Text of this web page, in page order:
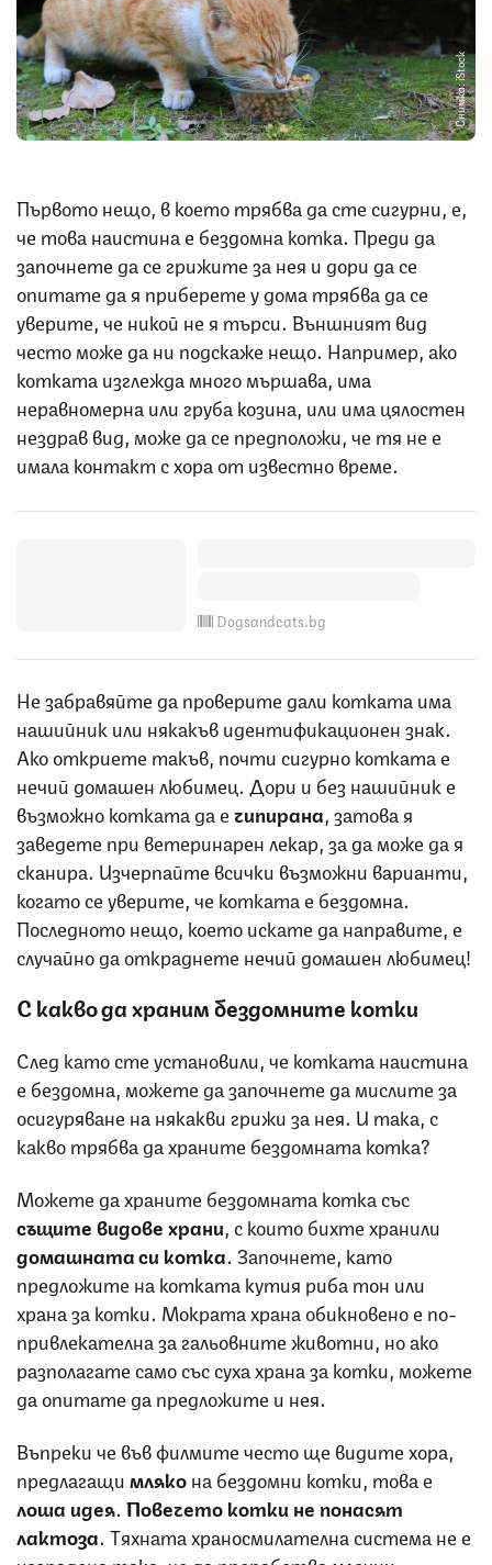
Снимка: iStock
Първото нещо, в което трябва да сте сигурни, е,
че това наистина е бездомна котка. Преди да
започнете да се грижите за нея и дори да се
опитате да я приберете у дома трябва да се
уверите, че никой не я търси. Външният вид
често може да ни подскаже нещо. Например, ако
котката изглежда много мършава, има
неравномерна или груба козина, или има цялостен
нездрав вид, може да се предположи, че тя не е
имала контакт с хора от известно време.
Dogsandcats.bg
Не забравяйте да проверите дали котката има
нашийник или някакъв идентификационен знак.
Ако откриете такъв, почти сигурно котката е
нечий домашен любимец. Дори и без нашийник е
възможно котката да ечипирана , затова я
заведете при ветеринарен лекар, за да може да я
сканира. Изчерпайте всички възможни варианти,
когато се уверите, че котката е бездомна.
Последното нещо, което искате да направите, е
случайно да откраднете нечий домашен любимец!
С какво да храним бездомните котки
След като сте установили, че котката наистина
е бездомна, можете да започнете да мислите за
осигуряване на някакви грижи за нея. И така, с
какво трябва да храните бездомната котка?
Можете да храните бездомната котка със
същите видове храни , с които бихте хранили
домашната си котка. Започнете, като
предложите на котката кутия риба тон или
храна за котки. Мократа храна обикновено е по-
привлекателна за гальовните животни, но ако
разполагате само със суха храна за котки, можете
да опитате да предложите и нея.
Въпреки че във филмите често ще видите хора,
предлагащимлякона бездомни котки, това е
лоша идея. Повечето котки не понасят
лактоза. Тяхната храносмилателна система не е